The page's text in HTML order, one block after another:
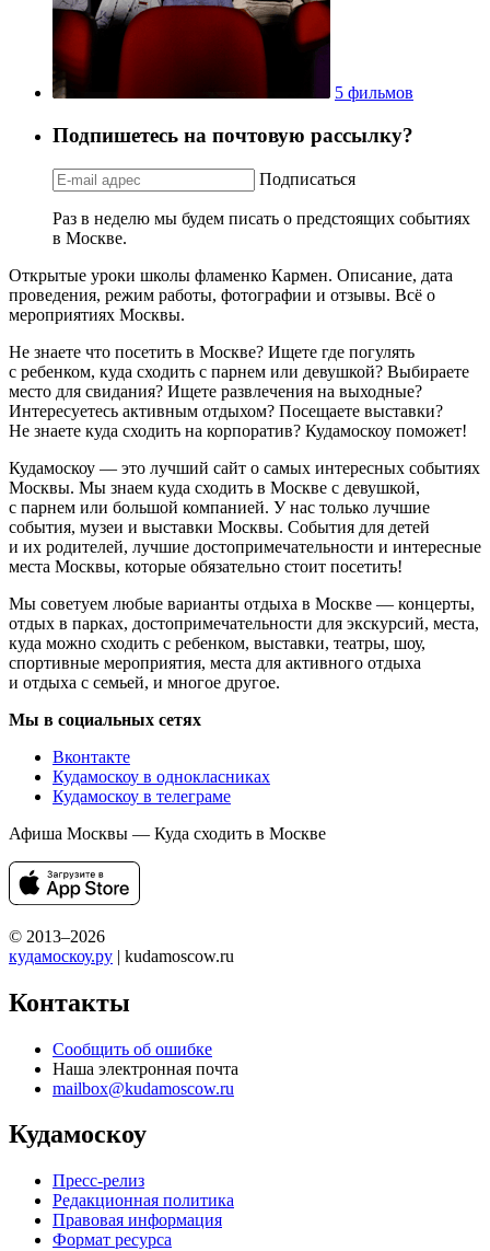
5 фильмов
Подпишетесь на почтовую рассылку?
Подписаться
Раз в неделю мы будем писать о предстоящих событиях
в Москве.
Открытые уроки школы фламенко Кармен. Описание, дата
проведения, режим работы, фотографии и отзывы. Всё о
мероприятиях Москвы.
Не знаете что посетить в Москве? Ищете где погулять
с ребенком, куда сходить с парнем или девушкой? Выбираете
место для свидания? Ищете развлечения на выходные?
Интересуетесь активным отдыхом? Посещаете выставки?
Не знаете куда сходить на корпоратив? Кудамоскоу поможет!
Кудамоскоу — это лучший сайт о самых интересных событиях
Москвы. Мы знаем куда сходить в Москве с девушкой,
с парнем или большой компанией. У нас только лучшие
события, музеи и выставки Москвы. События для детей
и их родителей, лучшие достопримечательности и интересные
места Москвы, которые обязательно стоит посетить!
Мы советуем любые варианты отдыха в Москве — концерты,
отдых в парках, достопримечательности для экскурсий, места,
куда можно сходить с ребенком, выставки, театры, шоу,
спортивные мероприятия, места для активного отдыха
и отдыха с семьей, и многое другое.
Мы в социальных сетях
Вконтакте
Кудамоскоу в однокласниках
Кудамоскоу в телеграме
Афиша Москвы — Куда сходить в Москве
© 2013–2026
кудамоскоу.ру | kudamoscow.ru
Контакты
Сообщить об ошибке
Наша электронная почта
mailbox@kudamoscow.ru
Кудамоскоу
Пресс-релиз
Редакционная политика
Правовая информация
Формат ресурса